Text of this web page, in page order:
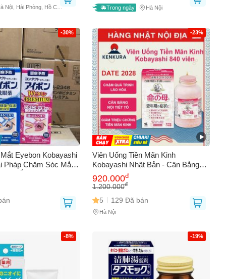
Nội, Hải Phòng, Hồ Chí
Trong ngày Hà Nội
-30%
Eyebon Kobayashi
Pháp Chăm Sóc Mắt
Ẩm Và Làm Sạch
Nhật Bản
-23%
Viên Uống Tiền Mãn Kinh
Kobayashi Nhật Bản - Cân Bằng
Nội Tiết Tố Nữ, Hỗ Trợ Sức Khỏe
Sinh Lý, 840 Viên [HSD 2028]
920.000đ
1.200.000đ
5 129 Đã bán
Hà Nội
-8% -19%